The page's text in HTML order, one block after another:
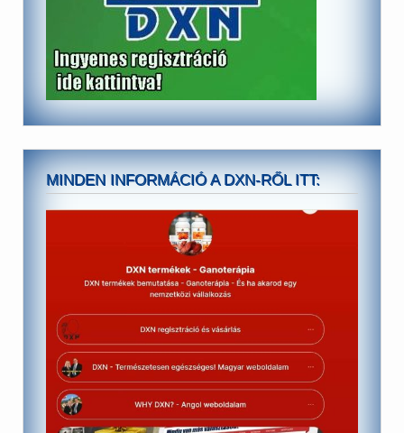
MINDEN INFORMÁCIÓ A DXN-RŐL ITT: